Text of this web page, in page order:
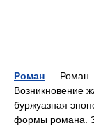
Роман — Роман.
Возникновение
буржуазная
формы романа.